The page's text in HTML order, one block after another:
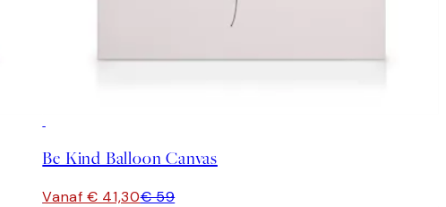
Be Kind Balloon Canvas
Vanaf € 41,30€ 59